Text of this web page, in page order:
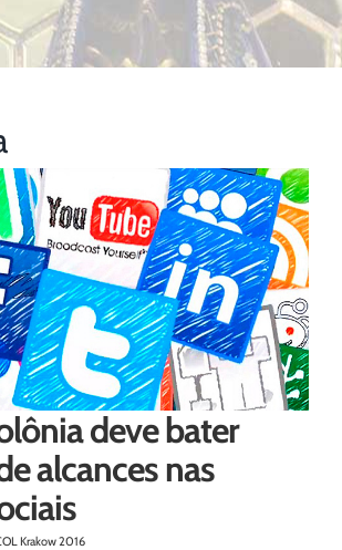
deve bater
alcances nas
Krakow 2016